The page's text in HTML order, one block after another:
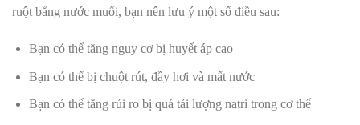
ruột bằng nước muối, bạn nên lưu ý một số điều sau:
Bạn có thể tăng nguy cơ bị huyết áp cao
Bạn có thể bị chuột rút, đầy hơi và mất nước
Bạn có thể tăng rủi ro bị quá tải lượng natri trong cơ thể